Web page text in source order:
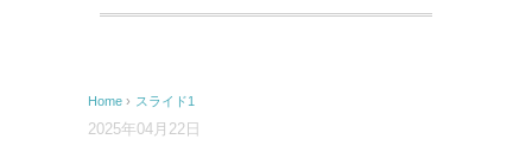
Home › スライド1
2025年04月22日